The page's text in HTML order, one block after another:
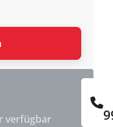
verfügbar